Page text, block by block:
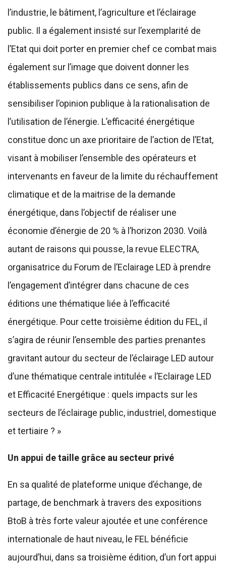
l’industrie, le bâtiment, l’agriculture et l’éclairage
public. Il a également insisté sur l’exemplarité de
l’Etat qui doit porter en premier chef ce combat mais
également sur l’image que doivent donner les
établissements publics dans ce sens, afin de
sensibiliser l’opinion publique à la rationalisation de
l’utilisation de l’énergie. L’efficacité énergétique
constitue donc un axe prioritaire de l’action de l’Etat,
visant à mobiliser l’ensemble des opérateurs et
intervenants en faveur de la limite du réchauffement
climatique et de la maitrise de la demande
énergétique, dans l’objectif de réaliser une
économie d’énergie de 20 % à l’horizon 2030. Voilà
autant de raisons qui pousse, la revue ELECTRA,
organisatrice du Forum de l’Eclairage LED à prendre
l’engagement d’intégrer dans chacune de ces
éditions une thématique liée à l’efficacité
énergétique. Pour cette troisième édition du FEL, il
s’agira de réunir l’ensemble des parties prenantes
gravitant autour du secteur de l’éclairage LED autour
d’une thématique centrale intitulée « l’Eclairage LED
et Efficacité Energétique : quels impacts sur les
secteurs de l’éclairage public, industriel, domestique
et tertiaire ? »
Un appui de taille grâce au secteur privé
En sa qualité de plateforme unique d’échange, de
partage, de benchmark à travers des expositions
BtoB à très forte valeur ajoutée et une conférence
internationale de haut niveau, le FEL bénéficie
aujourd’hui, dans sa troisième édition, d’un fort appui